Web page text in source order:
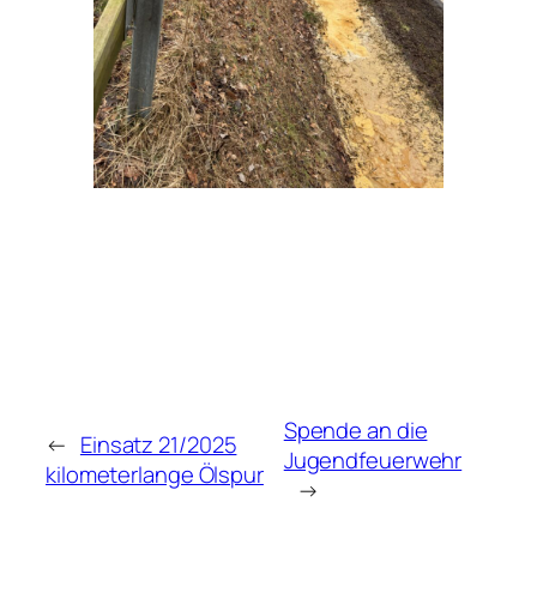
← Einsatz 21/2025
kilometerlange Ölspur
Spende an die
Jugendfeuerwehr
→